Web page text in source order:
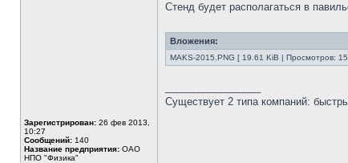
Зарегистрирован: 26 фев 2013,
10:27
Сообщений: 140
Название предприятия: ОАО
НПО "Физика"
Стенд будет располагаться в
Вложения:
MAKS-2015.PNG [ 19.61 KiB | Просмотров:
Существует 2 типа компаний: